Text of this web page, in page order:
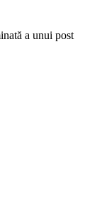
a unui post